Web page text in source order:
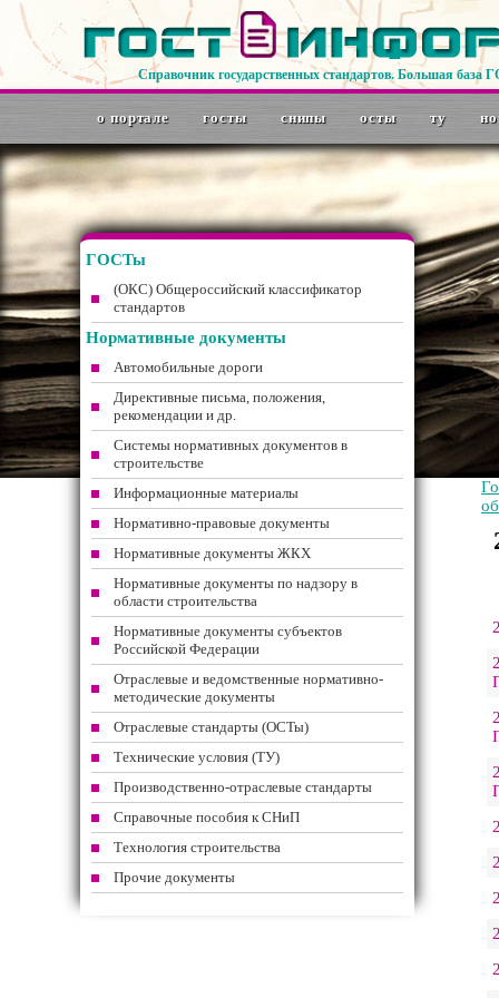
Справочник государственных стандартов. Большая база
о портале госты снипы осты ту
ГОСТы
(ОКС) Общероссийский классификатор
стандартов
Нормативные документы
Автомобильные дороги
Директивные письма, положения,
рекомендации и др.
Системы нормативных документов в
строительстве
Информационные материалы
Нормативно-правовые документы
Нормативные документы ЖКХ
Нормативные документы по надзору в
области строительства
Нормативные документы субъектов
Российской Федерации
Отраслевые и ведомственные нормативно-
методические документы
Отраслевые стандарты (ОСТы)
Технические условия (ТУ)
Производственно-отраслевые стандарты
Справочные пособия к СНиП
Технология строительства
Прочие документы